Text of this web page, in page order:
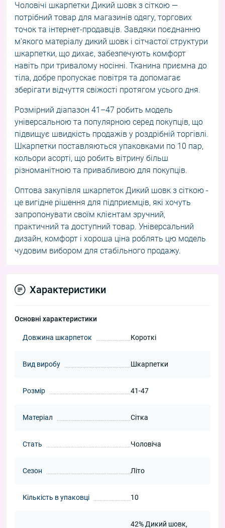
Чоловічі шкарпетки Дикий шовк з сіткою —
потрібний товар для магазинів одягу, торгових
точок та інтернет-продавців. Завдяки поєднанню
м'якого матеріалу дикий шовк і сітчастої структури
шкарпетки, що дихає, забезпечують комфорт
навіть при тривалому носінні. Тканина приємна до
тіла, добре пропускає повітря та допомагає
зберігати відчуття свіжості протягом усього дня.
Розмірний діапазон 41–47 робить модель
універсальною та популярною серед покупців, що
підвищує швидкість продажів у роздрібній торгівлі.
Шкарпетки поставляються упаковками по 10 пар,
кольори асорті, що робить вітрину більш
різноманітною та привабливою для покупців.
Оптова закупівля шкарпеток Дикий шовк з сіткою -
це вигідне рішення для підприємців, які хочуть
запропонувати своїм клієнтам зручний,
практичний та доступний товар. Універсальний
дизайн, комфорт і хороша ціна роблять цю модель
чудовим вибором для стабільного продажу.
Характеристики
Основні характеристики
Довжина шкарпеток Короткі
Вид виробу Шкарпетки
Розмір 41-47
Матеріал Сітка
Стать Чоловіча
Сезон Літо
Кількість в упаковці 10
42% Дикий шовк,